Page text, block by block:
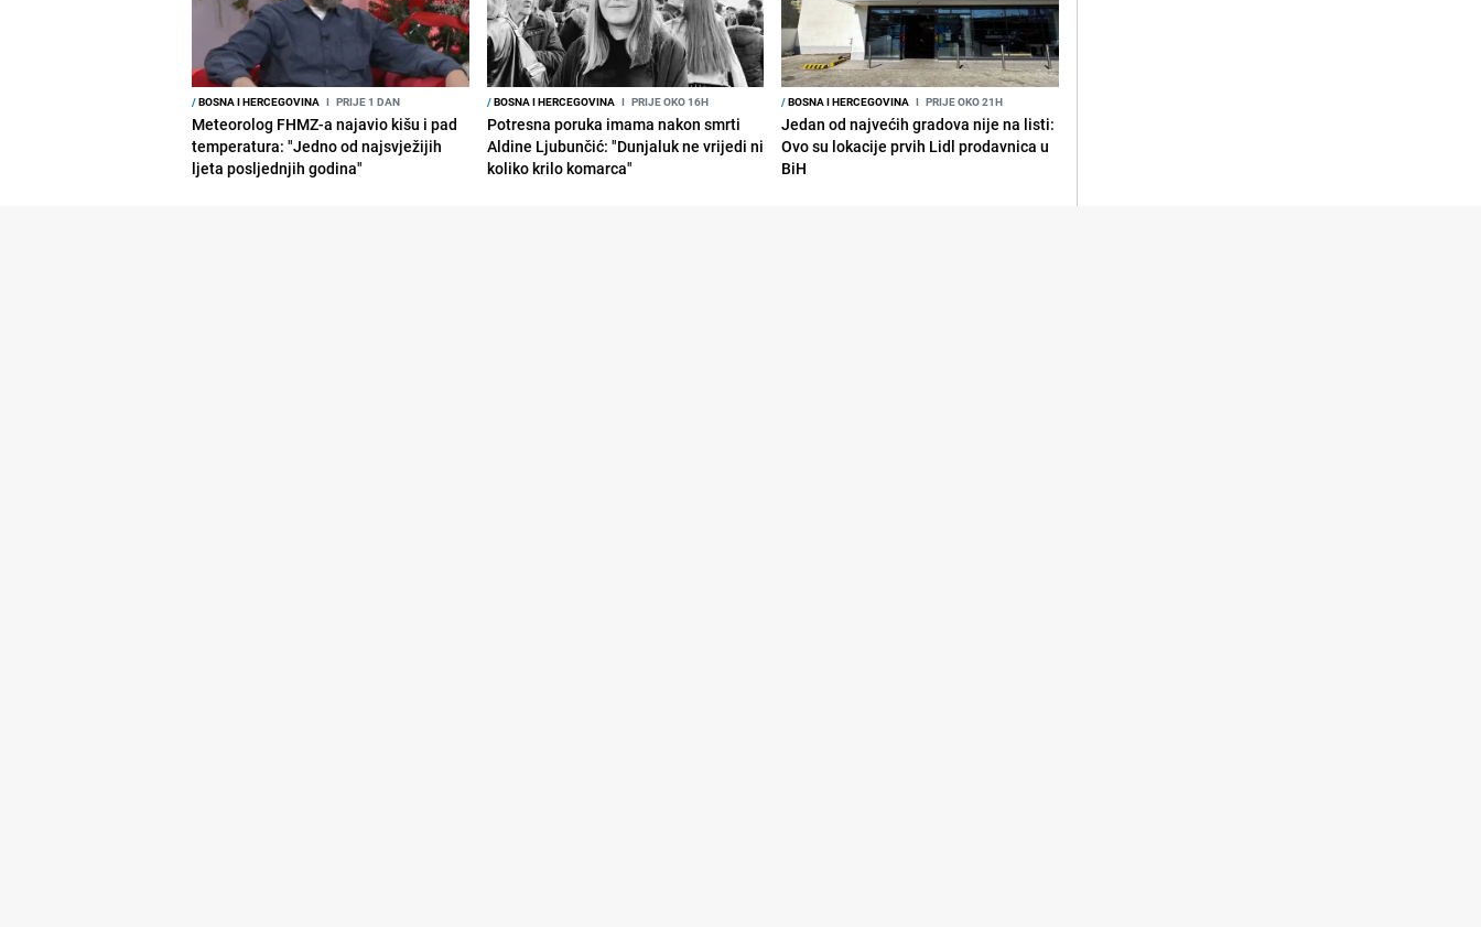
/BOSNA I HERCEGOVINA I PRIJE 1 DAN
Meteorolog FHMZ-a najavio kišu i pad
temperatura: "Jedno od najsvježijih
ljeta posljednjih godina"
/BOSNA I HERCEGOVINA I PRIJE OKO 16H
Potresna poruka imama nakon smrti
Aldine Ljubunčić: "Dunjaluk ne vrijedi ni
koliko krilo komarca"
/BOSNA I HERCEGOVINA I PRIJE OKO 21H
Jedan od najvećih gradova nije na listi:
Ovo su lokacije prvih Lidl prodavnica u
BiH